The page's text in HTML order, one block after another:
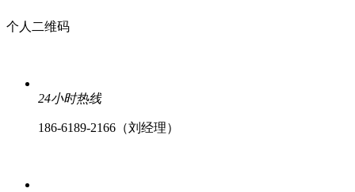
个人二维码
24小时热线
186-6189-2166（刘经理）